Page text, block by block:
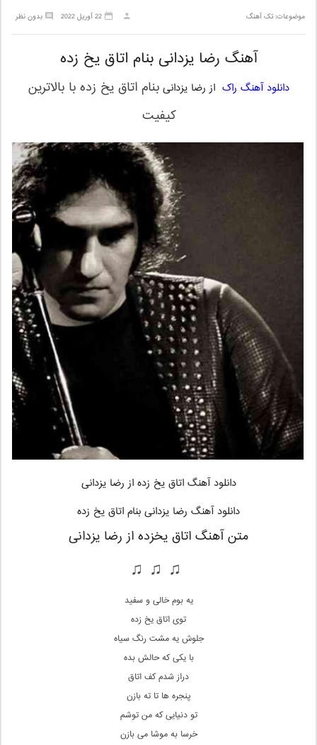
موضوعات:تک آهنگ بدون نظر 22 آوریل 2022
آهنگ رضا یزدانی بنام اتاق یخ زده
دانلود آهنگ راک از رضا یزدانیبناماتاق یخ زدهبا بالاترین
کیفیت
دانلود آهنگ اتاق یخ زدهاز رضا یزدانی
دانلود آهنگ رضا یزدانی بنام اتاق یخ زده
متن آهنگ اتاق یخزده از رضا یزدانی
♫ ♫ ♫
یه بوم خالی و سفید
توی اتاق یخ زده
جلوش یه مشت رنگ سیاه
با یکی که حالش بده
دراز شدم کف اتاق
پنجره ها تا ته بازن
تو دنیایی که من توشم
خرسا به موشا می بازن